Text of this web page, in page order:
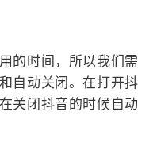
的时间，所以我们需
自动关闭。在打开抖
关闭抖音的时候自动